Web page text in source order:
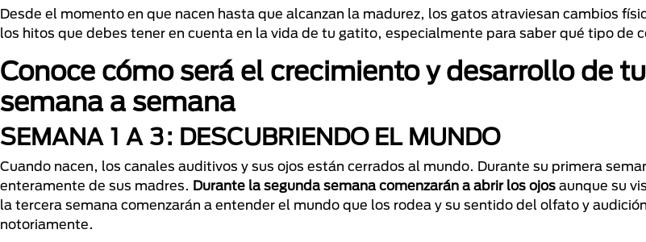
Desde el momento en que nacen hasta que alcanzan la madurez, los gatos atraviesan cambios
los hitos que debes tener en cuenta en la vida de tu gatito, especialmente para saber qué tipo de
Conoce cómo será el crecimiento y desarrollo de
semana a semana
SEMANA 1 A 3: DESCUBRIENDO EL MUNDO
Cuando nacen, los canales auditivos y sus ojos están cerrados al mundo. Durante su primera
enteramente de sus madres. Durante la segunda semana comenzarán a abrir los ojos aunque su
la tercera semana comenzarán a entender el mundo que los rodea y su sentido del olfato y
notoriamente.